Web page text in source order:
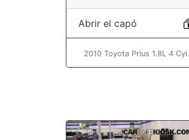
Abrir el capó
2010 Toyota Prius 1.8L 4 Cyl.